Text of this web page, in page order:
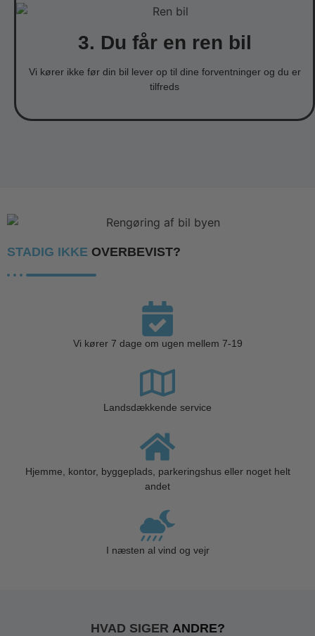
3. Du får en ren bil
Vi kører ikke før din bil lever op til dine forventninger og du er
tilfreds
STADIG IKKE OVERBEVIST?
Vi kører 7 dage om ugen mellem 7-19
Landsdækkende service
Hjemme, kontor, byggeplads, parkeringshus eller noget helt
andet
I næsten al vind og vejr
HVAD SIGER ANDRE?